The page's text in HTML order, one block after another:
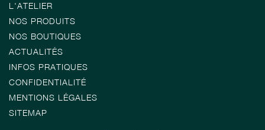
L'ATELIER
NOS PRODUITS
NOS BOUTIQUES
ACTUALITÉS
INFOS PRATIQUES
CONFIDENTIALITÉ
MENTIONS LÉGALES
SITEMAP